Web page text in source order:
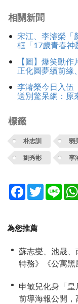
相關新聞
宋江、李濬榮「
框「17歲青春神
【圖】爆笑動
正化圓夢續前緣
李濬榮今日入伍
送別驚呆網：原
標籤
朴志訓 弱
劉秀彬 李
Facebook
TwitterLine
為您推薦
蘇志燮、池晟
特務》《公寓
申敏兒化身「皇
前導海報公開，